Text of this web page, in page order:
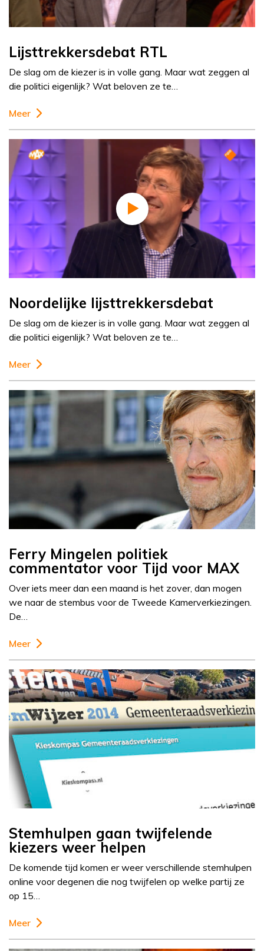
Lijsttrekkersdebat RTL
De slag om de kiezer is in volle gang. Maar wat zeggen al
die politici eigenlijk? Wat beloven ze te…
Meer
Noordelijke lijsttrekkersdebat
De slag om de kiezer is in volle gang. Maar wat zeggen al
die politici eigenlijk? Wat beloven ze te…
Meer
Ferry Mingelen politiek
commentator voor Tijd voor MAX
Over iets meer dan een maand is het zover, dan mogen
we naar de stembus voor de Tweede Kamerverkiezingen.
De…
Meer
Stemhulpen gaan twijfelende
kiezers weer helpen
De komende tijd komen er weer verschillende stemhulpen
online voor degenen die nog twijfelen op welke partij ze
op 15…
Meer